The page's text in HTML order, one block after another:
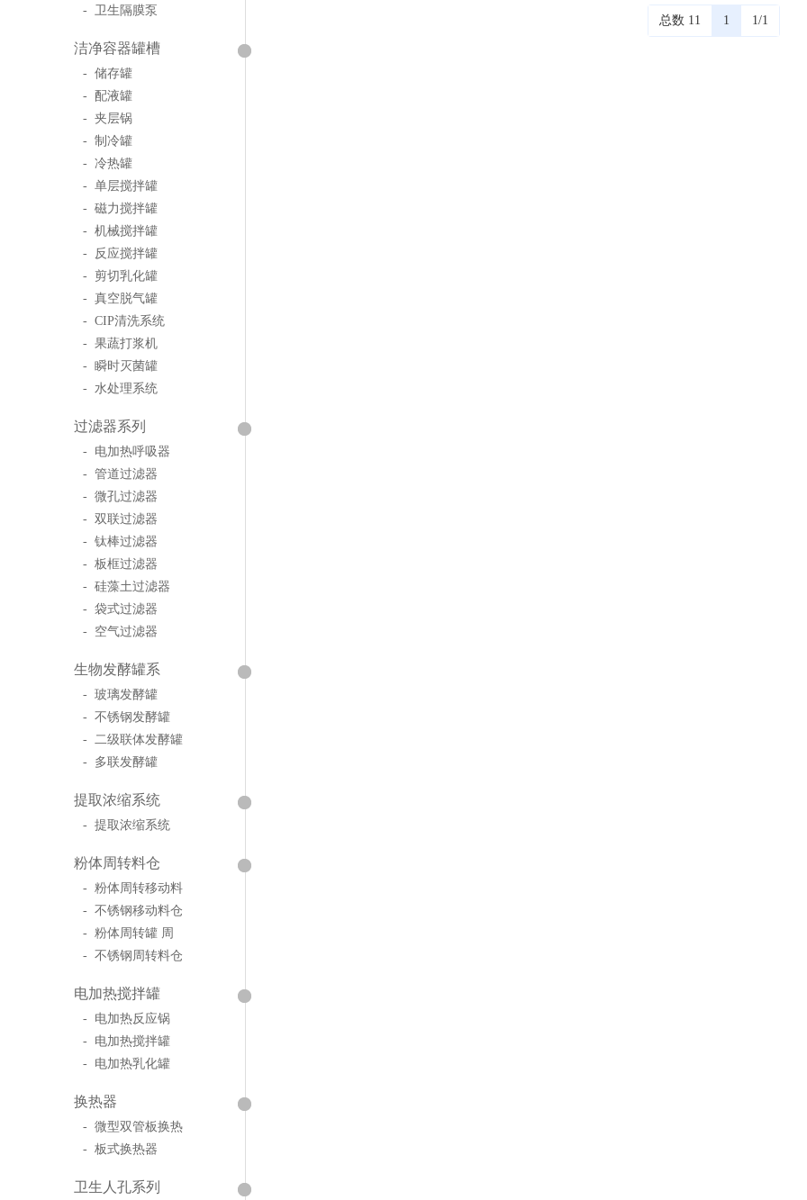
- 卫生隔膜泵
洁净容器罐槽
- 储存罐
- 配液罐
- 夹层锅
- 制冷罐
- 冷热罐
- 单层搅拌罐
- 磁力搅拌罐
- 机械搅拌罐
- 反应搅拌罐
- 剪切乳化罐
- 真空脱气罐
- CIP清洗系统
- 果蔬打浆机
- 瞬时灭菌罐
- 水处理系统
过滤器系列
- 电加热呼吸器
- 管道过滤器
- 微孔过滤器
- 双联过滤器
- 钛棒过滤器
- 板框过滤器
- 硅藻土过滤器
- 袋式过滤器
- 空气过滤器
生物发酵罐系
- 玻璃发酵罐
- 不锈钢发酵罐
- 二级联体发酵罐
- 多联发酵罐
提取浓缩系统
- 提取浓缩系统
粉体周转料仓
- 粉体周转移动料
- 不锈钢移动料仓
- 粉体周转罐 周
- 不锈钢周转料仓
电加热搅拌罐
- 电加热反应锅
- 电加热搅拌罐
- 电加热乳化罐
换热器
- 微型双管板换热
- 板式换热器
卫生人孔系列
总数 11 1 1/1